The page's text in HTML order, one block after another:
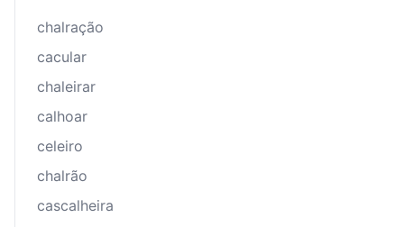
chalração
cacular
chaleirar
calhoar
celeiro
chalrão
cascalheira